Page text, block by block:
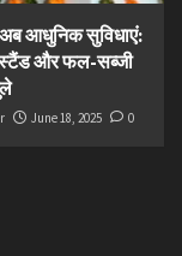
अब आधुनिक सुविधाएं:
और फल-सब्जी
June 18, 2025 0